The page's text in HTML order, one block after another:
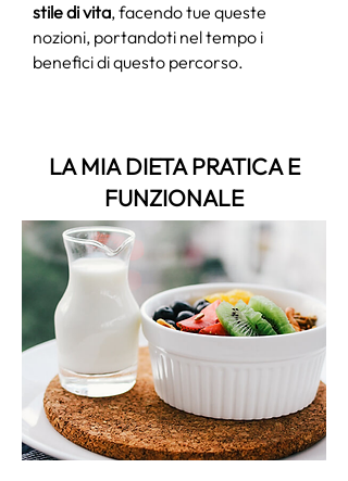
stile di vita, facendo tue queste
nozioni, portandoti nel tempo i
benefici di questo percorso.
LA MIA DIETA PRATICA E
FUNZIONALE